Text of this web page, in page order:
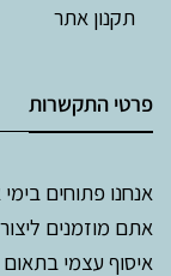
תקנון אתר
פרטי התקשרות
אנחנו פתוחים בימי א' עד ה'
אתם מוזמנים
איסוף עצמי בתאום